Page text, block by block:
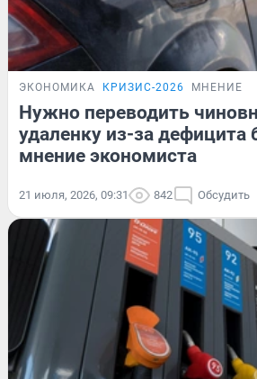
ЭКОНОМИКА КРИЗИС-2026 МНЕНИЕ
Нужно переводить
удаленку из-за дефицита
мнение экономиста
21 июля, 2026, 09:31 842 Обсудить